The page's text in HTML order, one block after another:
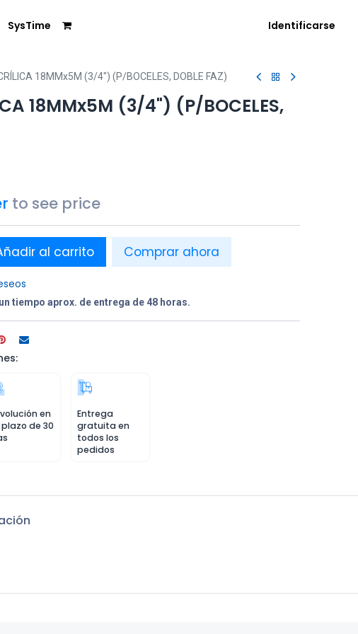
SysTime Identificarse
18MMx5M (3/4") (P/BOCELES, DOBLE FAZ)
18MMx5M (3/4") (P/BOCELES,
to see price
al carrito Comprar ahora
tiempo aprox. de entrega de 48 horas.
en
de 30
Entrega
gratuita en
todos los
pedidos